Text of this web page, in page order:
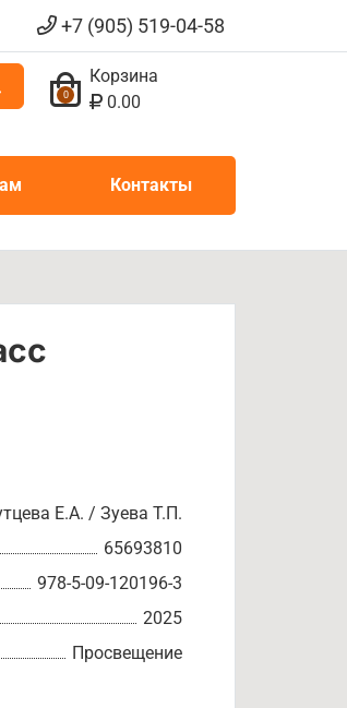
+7 (905) 519-04-58
0
Корзина
0.00
Контакты
Е.А. / Зуева Т.П.
65693810
978-5-09-120196-3
2025
Просвещение